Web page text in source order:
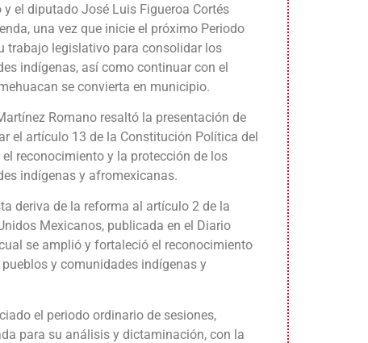
el diputado José Luis Figueroa Cortés
una vez que inicie el próximo Periodo
trabajo legislativo para consolidar los
indígenas, así como continuar con el
se convierta en municipio.
Romano resaltó la presentación de
el artículo 13 de la Constitución Política del
reconocimiento y la protección de los
indígenas y afromexicanas.
deriva de la reforma al artículo 2 de la
Mexicanos, publicada en el Diario
se amplió y fortaleció el reconocimiento
y comunidades indígenas y
el periodo ordinario de sesiones,
para su análisis y dictaminación, con la